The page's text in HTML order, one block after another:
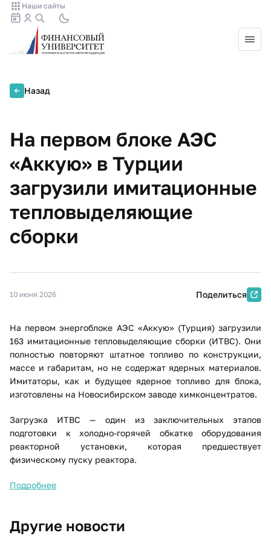
Наши сайты
Назад
На первом блоке АЭС
«Аккую» в Турции
загрузили имитационные
тепловыделяющие
сборки
10 июня 2026 Поделиться
На первом энергоблоке АЭС «Аккую» (Турция) загрузили
163 имитационные тепловыделяющие сборки (ИТВС). Они
полностью повторяют штатное топливо по конструкции,
массе и габаритам, но не содержат ядерных материалов.
Имитаторы, как и будущее ядерное топливо для блока,
изготовлены на Новосибирском заводе химконцентратов.
Загрузка ИТВС — один из заключительных этапов
подготовки к холодно-горячей обкатке оборудования
реакторной установки, которая предшествует
физическому пуску реактора.
Подробнее
Другие новости